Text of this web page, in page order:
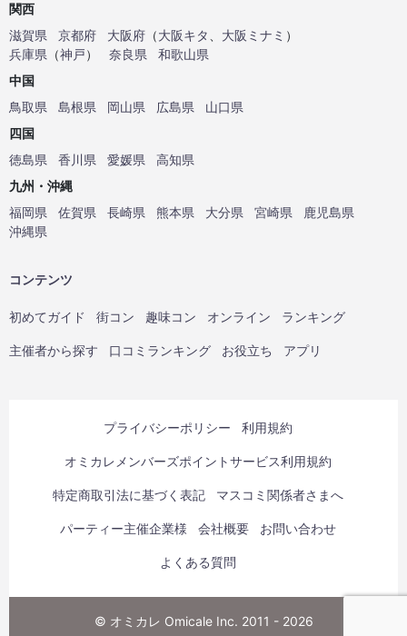
関西
滋賀県
京都府 大阪府 （大阪キタ 大阪ミナミ ）
兵庫県 （神戸） 奈良県
和歌山県
中国
鳥取県
島根県 岡山県 広島県
山口県
四国
徳島県
香川県 愛媛県
高知県
九州・沖縄
福岡県
佐賀県 長崎県 熊本県 大分県 宮崎県
鹿児島県
沖縄県
コンテンツ
初めてガイド 街コン 趣味コン オンライン ランキング
主催者から探す 口コミランキング お役立ち アプリ
プライバシーポリシー 利用規約
オミカレメンバーズポイントサービス利用規約
特定商取引法に基づく表記 マスコミ関係者さまへ
パーティー主催企業様 会社概要 お問い合わせ
よくある質問
© オミカレ Omicale Inc. 2011 - 2026